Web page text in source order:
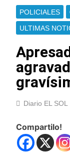
POLICIALES
ULTIMAS
Diario EL SOL
Compartilo!